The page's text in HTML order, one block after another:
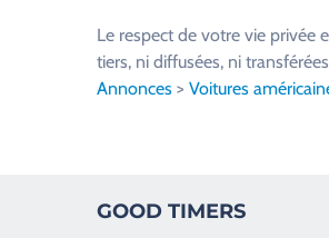
l
a
Le respect de votre vie privée
tiers, ni diffusées, ni
Annonces > Voitures
GOOD TIMERS